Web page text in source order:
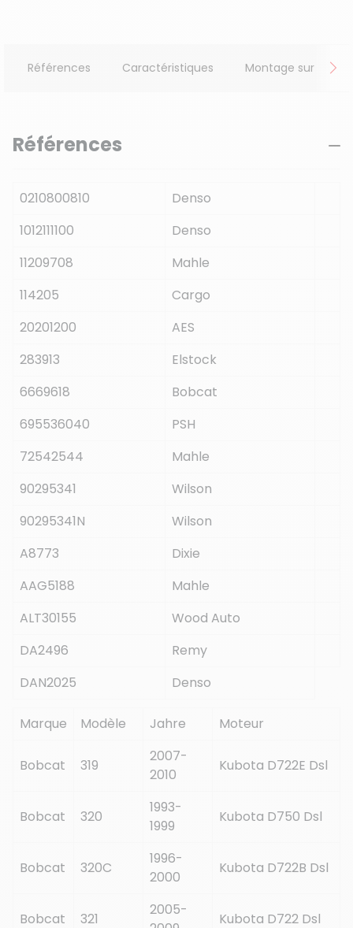
Références Caractéristiques Montage sur
Références
0210800810
Denso
1012111100
Denso
11209708
Mahle
114205
Cargo
20201200
AES
283913
Elstock
6669618
Bobcat
695536040
PSH
72542544
Mahle
90295341
Wilson
90295341N
Wilson
A8773
Dixie
AAG5188
Mahle
ALT30155
Wood Auto
DA2496
Remy
DAN2025
Denso
Marque Modèle Jahre Moteur
Bobcat 319
2007-
2010
Kubota D722E Dsl
Bobcat 320
1993-
1999
Kubota D750 Dsl
Bobcat 320C
1996-
2000
Kubota D722B Dsl
Bobcat 321
2005-
Kubota D722 Dsl